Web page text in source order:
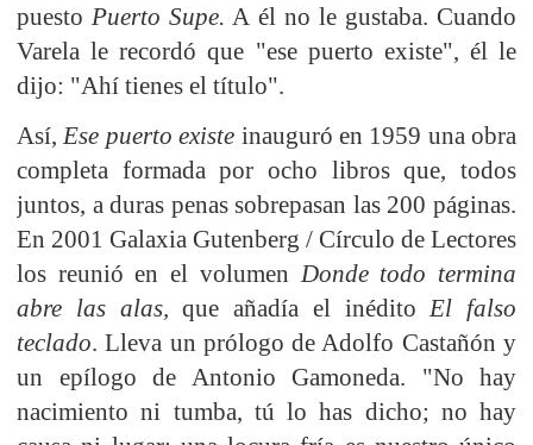
puesto Puerto Supe. A él no le gustaba. Cuando
Varela le recordó que "ese puerto existe", él le
dijo: "Ahí tienes el título".
Así, Ese puerto existe inauguró en 1959 una obra
completa formada por ocho libros que, todos
juntos, a duras penas sobrepasan las 200 páginas.
En 2001 Galaxia Gutenberg / Círculo de Lectores
los reunió en el volumen Donde todo termina
abre las alas, que añadía el inédito El falso
teclado. Lleva un prólogo de Adolfo Castañón y
un epílogo de Antonio Gamoneda. "No hay
nacimiento ni tumba, tú lo has dicho; no hay